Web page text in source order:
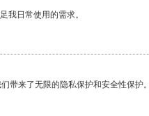
我日常使用的需求。
带来了无限的隐私保护和安全性保护